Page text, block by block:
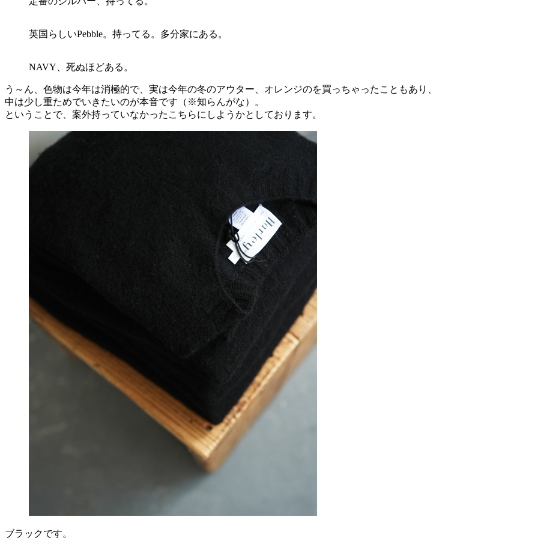
英国らしいPebble。持ってる。多分家にある。
NAVY、死ぬほどある。
う～ん、色物は今年は消極的で、実は今年の冬のアウター、オレンジのを買っちゃったこともあり、
中は少し重ためでいきたいのが本音です（※知らんがな）。
ということで、案外持っていなかったこちらにしようかとしております。
ブラックです。